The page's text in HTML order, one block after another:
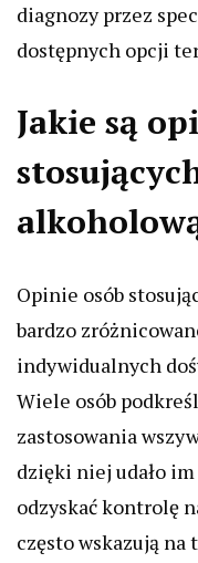
diagnozy przez
dostępnych opcji
Jakie są
Opinie osób
bardzo
indywidualnych
Wiele osób
zastosowania
dzięki niej udało
odzyskać kontrolę
często wskazują na